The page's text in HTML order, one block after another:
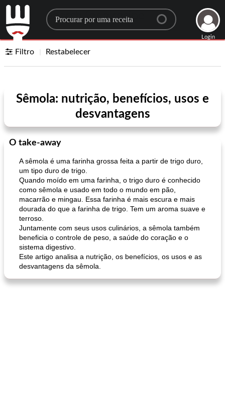
Search for a recipe
Login
Filtro Restabelecer
Sêmola: nutrição, benefícios, usos e
desvantagens
O take-away
A sêmola é uma farinha grossa feita a partir de trigo duro,
um tipo duro de trigo.
Quando moído em uma farinha, o trigo duro é conhecido
como sêmola e usado em todo o mundo em pão,
macarrão e mingau. Essa farinha é mais escura e mais
dourada do que a farinha de trigo. Tem um aroma suave e
terroso.
Juntamente com seus usos culinários, a sêmola também
beneficia o controle de peso, a saúde do coração e o
sistema digestivo.
Este artigo analisa a nutrição, os benefícios, os usos e as
desvantagens da sêmola.